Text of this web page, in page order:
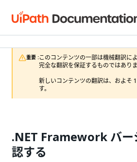
重要 :このコンテンツの一部は機械翻訳に
完全な翻訳を保証するものではありま
新しいコンテンツの翻訳は、およそ
す。
.NET Framework バー
認する